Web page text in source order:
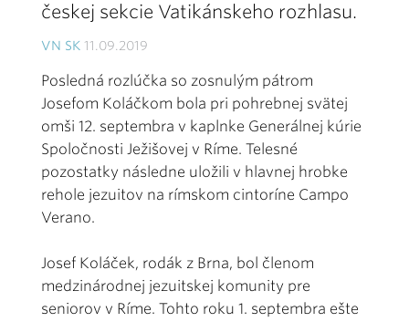
českej sekcie Vatikánskeho rozhlasu.
VN SK 11.09.2019
Posledná rozlúčka so zosnulým pátrom
Josefom Koláčkom bola pri pohrebnej svätej
omši 12. septembra v kaplnke Generálnej kúrie
Spoločnosti Ježišovej v Ríme. Telesné
pozostatky následne uložili v hlavnej hrobke
rehole jezuitov na rímskom cintoríne Campo
Verano.
Josef Koláček, rodák z Brna, bol členom
medzinárodnej jezuitskej komunity pre
seniorov v Ríme. Tohto roku 1. septembra ešte